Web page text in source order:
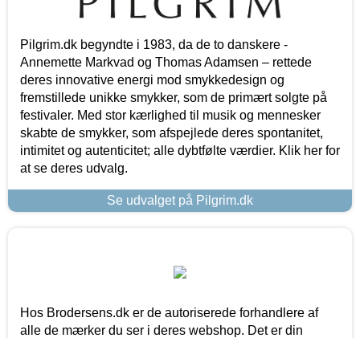
Pilgrim.dk begyndte i 1983, da de to danskere -
Annemette Markvad og Thomas Adamsen – rettede
deres innovative energi mod smykkedesign og
fremstillede unikke smykker, som de primært solgte på
festivaler. Med stor kærlighed til musik og mennesker
skabte de smykker, som afspejlede deres spontanitet,
intimitet og autenticitet; alle dybtfølte værdier. Klik her for
at se deres udvalg.
Se udvalget på Pilgrim.dk
Hos Brodersens.dk er de autoriserede forhandlere af
alle de mærker du ser i deres webshop. Det er din